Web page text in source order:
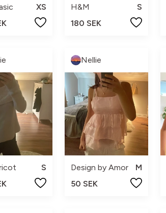
XS
H&M
S
180 SEK
S
Nellie
Design by Amor
M
50 SEK